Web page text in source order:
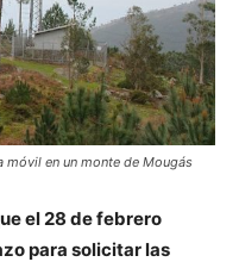
móvil en un monte de Mougás
el 28 de febrero
para solicitar las